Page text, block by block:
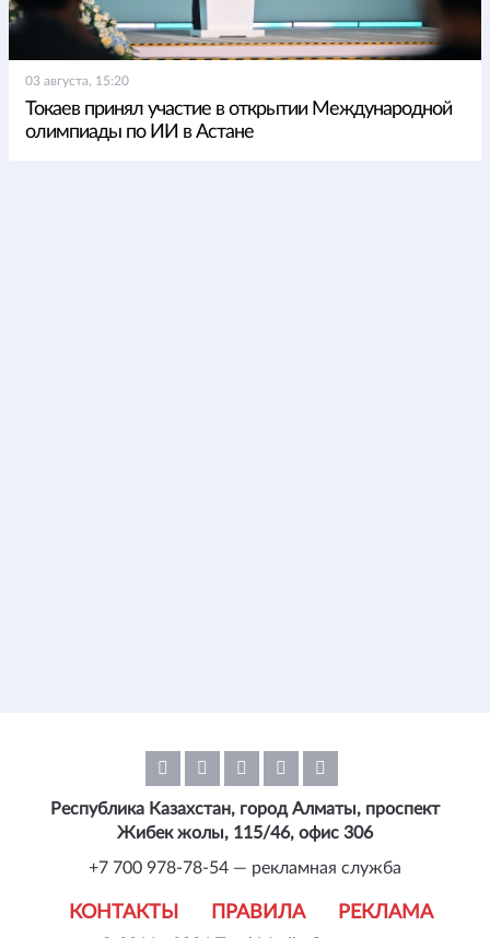
03 августа, 15:20
Токаев принял участие в открытии Международной
олимпиады по ИИ в Астане
КОНТАКТЫ ПРАВИЛА РЕКЛАМА
Республика Казахстан, город Алматы, проспект
Жибек жолы, 115/46, офис 306
+7 700 978-78-54 — рекламная служба